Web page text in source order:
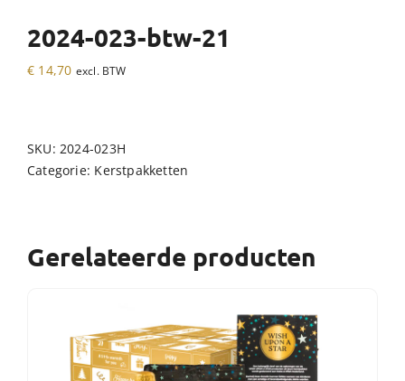
2024-023-btw-21
€ 14,70 excl. BTW
SKU:2024-023H
Categorie: Kerstpakketten
Gerelateerde producten